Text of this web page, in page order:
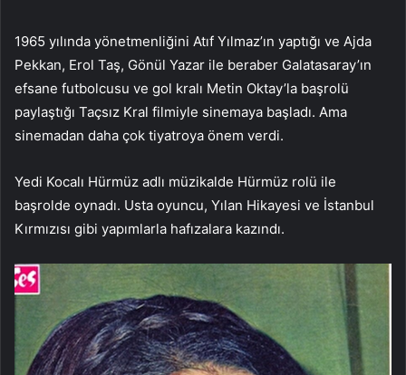
1965 yılında yönetmenliğini Atıf Yılmaz’ın yaptığı ve Ajda
Pekkan, Erol Taş, Gönül Yazar ile beraber Galatasaray’ın
efsane futbolcusu ve gol kralı Metin Oktay’la başrolü
paylaştığı Taçsız Kral filmiyle sinemaya başladı. Ama
sinemadan daha çok tiyatroya önem verdi.
Yedi Kocalı Hürmüz adlı müzikalde Hürmüz rolü ile
başrolde oynadı. Usta oyuncu, Yılan Hikayesi ve İstanbul
Kırmızısı gibi yapımlarla hafızalara kazındı.